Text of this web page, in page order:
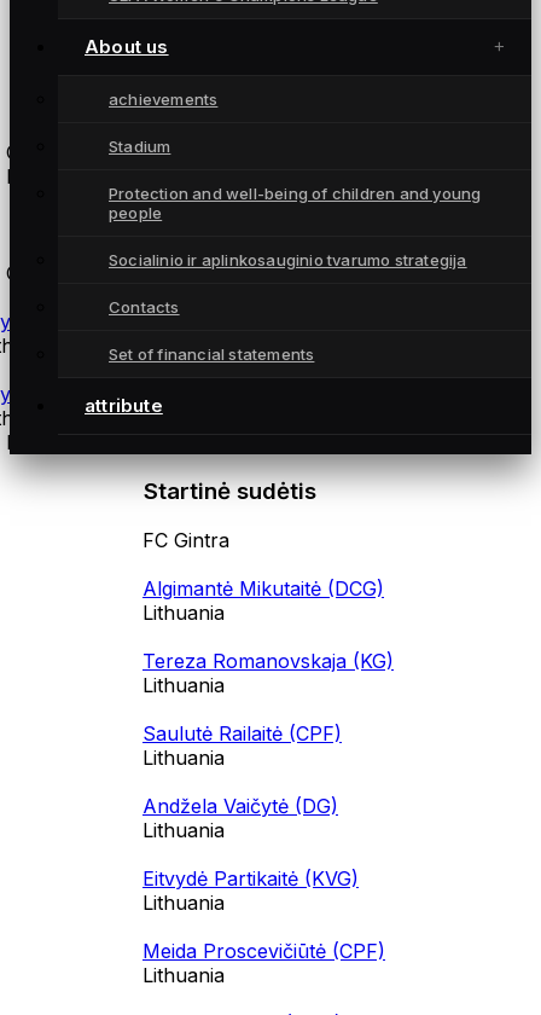
About us
achievements
Stadium
Protection and well-being of children and young
people
Socialinio ir aplinkosauginio tvarumo strategija
Contacts
Set of financial statements
attribute
Atsarginės žaidėjos
Hegelmann
coaches
training coach Andrius Daškus
Martynas Norvilas
Hegelmann
Startinė sudėtis
FC Gintra
Algimantė Mikutaitė (DCG)
Lithuania
Tereza Romanovskaja (KG)
Lithuania
Saulutė Railaitė (CPF)
Lithuania
Andžela Vaičytė (DG)
Lithuania
Eitvydė Partikaitė (KVG)
Lithuania
Meida Proscevičiūtė (CPF)
Lithuania